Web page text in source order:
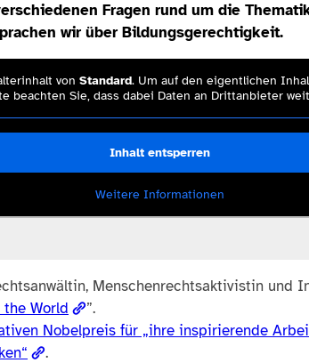
Fragen rund um die
wir über Bildungsgerechtigkeit.
von Standard. Um auf den eigentlichen
beachten Sie, dass dabei Daten an Drittanbieter
Inhalt entsperren
Weitere Informationen
Menschenrechtsaktivistin und
World
”.
Nobelpreis für „ihre inspirierende
.